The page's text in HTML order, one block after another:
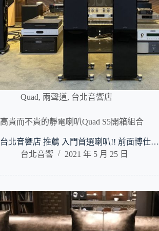
Quad, 兩聲道, 台北音響店
高貴而不貴的靜電喇叭Quad S5開箱組合
台北音響店 推薦 入門首選喇叭!! 前面博仕…
台北音響
2021 年 5 月 25 日